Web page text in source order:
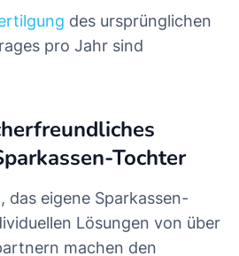
des ursprünglichen
pro Jahr sind
Tochter
das eigene Sparkassen-
Lösungen von über
machen den